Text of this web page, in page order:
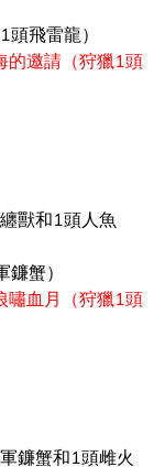
飛雷龍）
的邀請（狩獵1頭
獸和1頭人魚
蟹）
嘯血月（狩獵1頭
鐮蟹和1頭雌火